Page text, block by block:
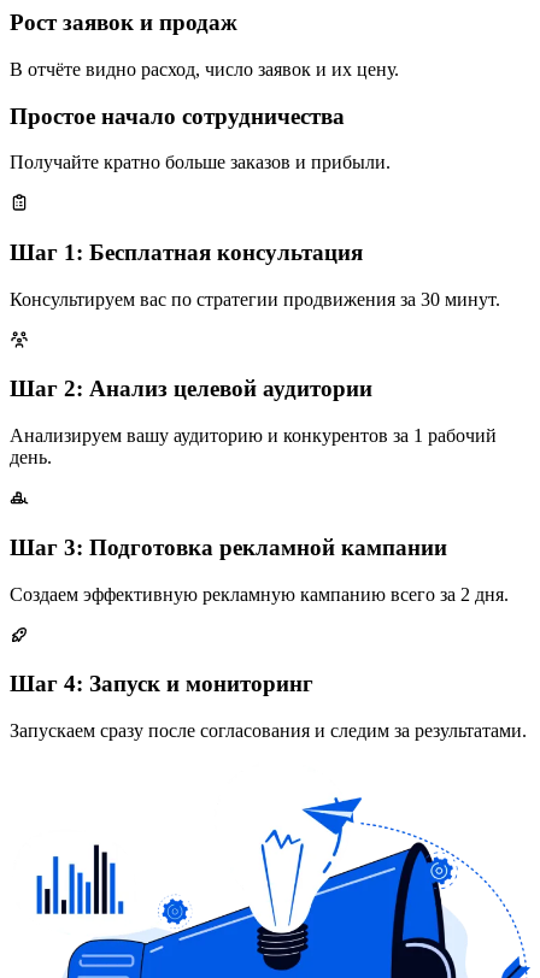
Рост заявок и продаж
В отчёте видно расход, число заявок и их цену.
Простое начало сотрудничества
Получайте кратно больше заказов и прибыли.
Шаг 1: Бесплатная консультация
Консультируем вас по стратегии продвижения за 30 минут.
Шаг 2: Анализ целевой аудитории
Анализируем вашу аудиторию и конкурентов за 1 рабочий
день.
Шаг 3: Подготовка рекламной кампании
Создаем эффективную рекламную кампанию всего за 2 дня.
Шаг 4: Запуск и мониторинг
Запускаем сразу после согласования и следим за результатами.